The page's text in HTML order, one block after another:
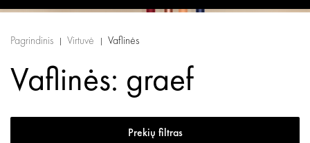
Pagrindinis Virtuvė Vaflinės
Vaflinės: graef
Prekių filtras